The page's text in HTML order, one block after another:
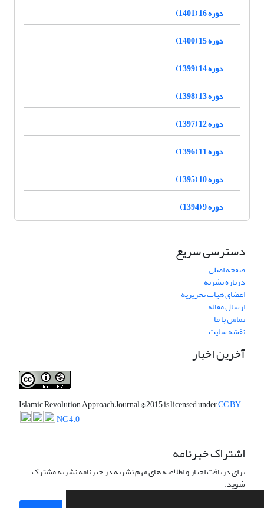
دوره 16 (1401)
دوره 15 (1400)
دوره 14 (1399)
دوره 13 (1398)
دوره 12 (1397)
دوره 11 (1396)
دوره 10 (1395)
دوره 9 (1394)
دسترسی سریع
صفحه اصلی
درباره نشریه
اعضای هیات تحریریه
ارسال مقاله
تماس با ما
نقشه سایت
آخرین اخبار
Islamic Revolution Approach Journal© 2015 is licensed underCC BY-
NC 4.0
اشتراک خبرنامه
برای دریافت اخبار و اطلاعیه های مهم نشریه در خبرنامه نشریه مشترک
شوید.